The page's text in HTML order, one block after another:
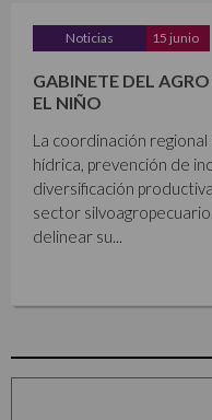
Noticias 15 junio
GABINETE DEL
EL NIÑO
La coordinación
hídrica, prevención de
diversificación
sector
delinear su...